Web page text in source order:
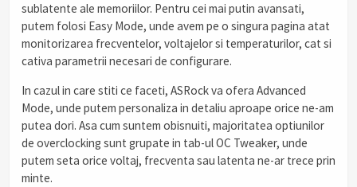
sublatente ale memoriilor. Pentru cei mai putin avansati,
putem folosi Easy Mode, unde avem pe o singura pagina atat
monitorizarea frecventelor, voltajelor si temperaturilor, cat si
cativa parametrii necesari de configurare.
In cazul in care stiti ce faceti, ASRock va ofera Advanced
Mode, unde putem personaliza in detaliu aproape orice ne-am
putea dori. Asa cum suntem obisnuiti, majoritatea optiunilor
de overclocking sunt grupate in tab-ul OC Tweaker, unde
putem seta orice voltaj, frecventa sau latenta ne-ar trece prin
minte.